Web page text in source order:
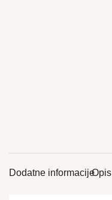
Dodatne informacijeOpis